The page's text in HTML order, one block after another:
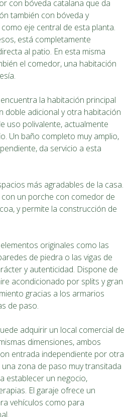
con bóveda catalana que da
también con bóveda y
eje central de esta planta.
está completamente
al patio. En esta misma
el comedor, una habitación
la habitación principal
doble adicional y otra habitación
uso polivalente, actualmente
Un baño completo muy amplio,
da servicio a esta
más agradables de la casa.
un porche con comedor de
y permite la construcción de
originales como las
de piedra o las vigas de
y autenticidad. Dispone de
acondicionado por splits y gran
gracias a los armarios
de paso.
adquirir un local comercial de
dimensiones, ambos
entrada independiente por otra
una zona de paso muy transitada
establecer un negocio,
El garaje ofrece un
vehículos como para